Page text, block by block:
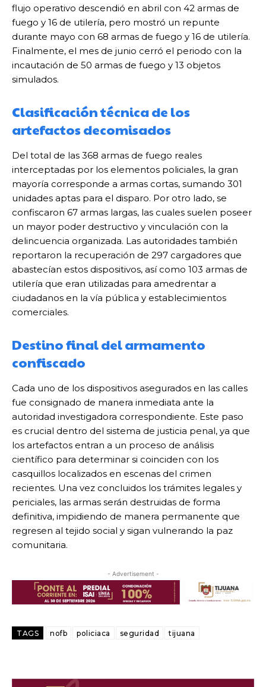
flujo operativo descendió en abril con 42 armas de
fuego y 16 de utilería, pero mostró un repunte
durante mayo con 68 armas de fuego y 16 de utilería.
Finalmente, el mes de junio cerró el periodo con la
incautación de 50 armas de fuego y 13 objetos
simulados.
Clasificación técnica de los
artefactos decomisados
Del total de las 368 armas de fuego reales
interceptadas por los elementos policiales, la gran
mayoría corresponde a armas cortas, sumando 301
unidades aptas para el disparo. Por otro lado, se
confiscaron 67 armas largas, las cuales suelen poseer
un mayor poder destructivo y vinculación con la
delincuencia organizada. Las autoridades también
reportaron la recuperación de 297 cargadores que
abastecían estos dispositivos, así como 103 armas de
utilería que eran utilizadas para amedrentar a
ciudadanos en la vía pública y establecimientos
comerciales.
Destino final del armamento
confiscado
Cada uno de los dispositivos asegurados en las calles
fue consignado de manera inmediata ante la
autoridad investigadora correspondiente. Este paso
es crucial dentro del sistema de justicia penal, ya que
los artefactos entran a un proceso de análisis
científico para determinar si coinciden con los
casquillos localizados en escenas del crimen
recientes. Una vez concluidos los trámites legales y
periciales, las armas serán destruidas de forma
definitiva, impidiendo de manera permanente que
regresen al tejido social y sigan vulnerando la paz
comunitaria.
- Advertisement -
TAGS nofb policiaca seguridad tijuana